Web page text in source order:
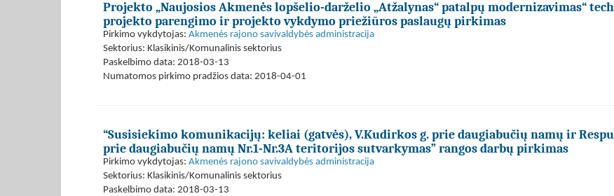
Projekto „Naujosios Akmenės lopšelio-darželio „Atžalynas“ patalpų modernizavimas“
projekto parengimo ir projekto vykdymo priežiūros paslaugų pirkimas
Pirkimo vykdytojas: Akmenės rajono savivaldybės administracija
Sektorius: Klasikinis/Komunalinis sektorius
Paskelbimo data: 2018-03-13
Numatomos pirkimo pradžios data: 2018-04-01
“Susisiekimo komunikacijų: keliai (gatvės), V.Kudirkos g. prie daugiabučių namų ir
prie daugiabučių namų Nr.1-Nr.3A teritorijos sutvarkymas” rangos darbų pirkimas
Pirkimo vykdytojas: Akmenės rajono savivaldybės administracija
Sektorius: Klasikinis/Komunalinis sektorius
Paskelbimo data: 2018-03-13